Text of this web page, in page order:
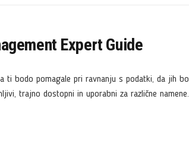
Expert Guide
ti bodo pomagale pri ravnanju s podatki, da jih bo
trajno dostopni in uporabni za različne namene.